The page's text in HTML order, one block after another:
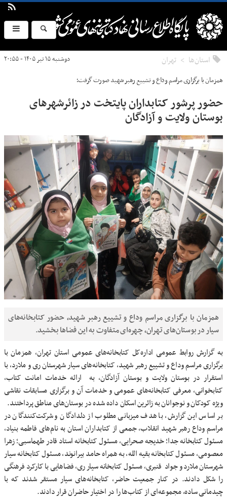
استان‌ها تهران دوشنبه ۱۵ تیر ۱۴۰۵ - ۲۰:۵۵
همزمان با برگزاری مراسم وداع و تشییع رهبر شهید صورت گرفت؛
حضور پرشور کتابداران پایتخت در زائرشهرهای
بوستان ولایت و آزادگان
همزمان با برگزاری مراسم وداع و تشییع رهبر شهید، حضور کتابخانه‌های
سیار در بوستان‌های تهران، چهره‌ای متفاوت به این فضاها بخشید.
به گزارش روابط عمومی اداره‌کل کتابخانه‌های عمومی استان تهران، همزمان با
برگزاری مراسم وداع و تشییع رهبر شهید، کتابخانه‌های سیار شهرستان ری و ملارد، با
استقرار در بوستان ولایت و بوستان آزادگان، به ارائه خدمات امانت کتاب،
کتابخوانی، معرفی کتابخانه‌های عمومی و خدمات آن و برگزاری مسابقات نقاشی
ویژه کودکان و نوجوانان به زائرین اسکان داده شده در بوستان‌های مناطق پرداختند.
بر اساس این گزارش، با هدف میزبانی مطلوب از دلدادگان و شرکت‌کنندگان در
مراسم وداع رهبر شهید انقلاب، جمعی از کتابداران استان به نام‌های فاطمه بنیاد،
مسئول کتابخانه جدا؛ خدیجه صحرایی، مسئول کتابخانه استاد قادر طهماسبی؛ زهرا
معصومی، مسئول کتابخانه بقیه الله، به همراه حامد بیرانوند، مسئول کتابخانه سیار
شهرستان ملارد و جواد قنبری، مسئول کتابخانه سیار ری، فضاهایی با کارکرد فرهنگی
را شکل دادند. در کنار جمعیت حاضر، کتابخانه‌های سیار مستقر شدند که با
چیدمانی ساده، مجموعه‌ای از کتاب‌ها را در اختیار حاضران قرار دادند.